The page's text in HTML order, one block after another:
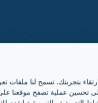
بتجربتك. تسمح لنا
تحسين عملية تصفح موقعنا على